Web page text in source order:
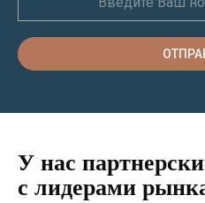
У нас
с лидерами